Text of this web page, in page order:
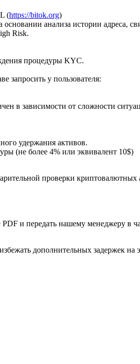
(https://bitok.org)
анализа истории адреса,
Risk.
процедуры KYC.
у пользователя:
в зависимости от сложности
удержания активов.
(не более 4% или эквивалент 10$)
проверки криптовалютных
и передать нашему менеджеру в
дополнительных задержек на